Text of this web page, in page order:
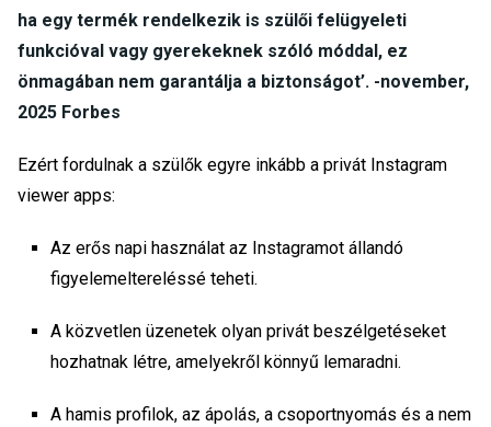
ha egy termék rendelkezik is szülői felügyeleti
funkcióval vagy gyerekeknek szóló móddal, ez
önmagában nem garantálja a biztonságot’. -november,
2025 Forbes
Ezért fordulnak a szülők egyre inkább a privát Instagram
viewer apps:
Az erős napi használat az Instagramot állandó
figyelemeltereléssé teheti.
A közvetlen üzenetek olyan privát beszélgetéseket
hozhatnak létre, amelyekről könnyű lemaradni.
A hamis profilok, az ápolás, a csoportnyomás és a nem